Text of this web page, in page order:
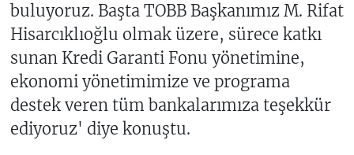
buluyoruz. Başta TOBB Başkanımız M. Rifat
Hisarcıklıoğlu olmak üzere, sürece katkı
sunan Kredi Garanti Fonu yönetimine,
ekonomi yönetimimize ve programa
destek veren tüm bankalarımıza teşekkür
ediyoruz' diye konuştu.